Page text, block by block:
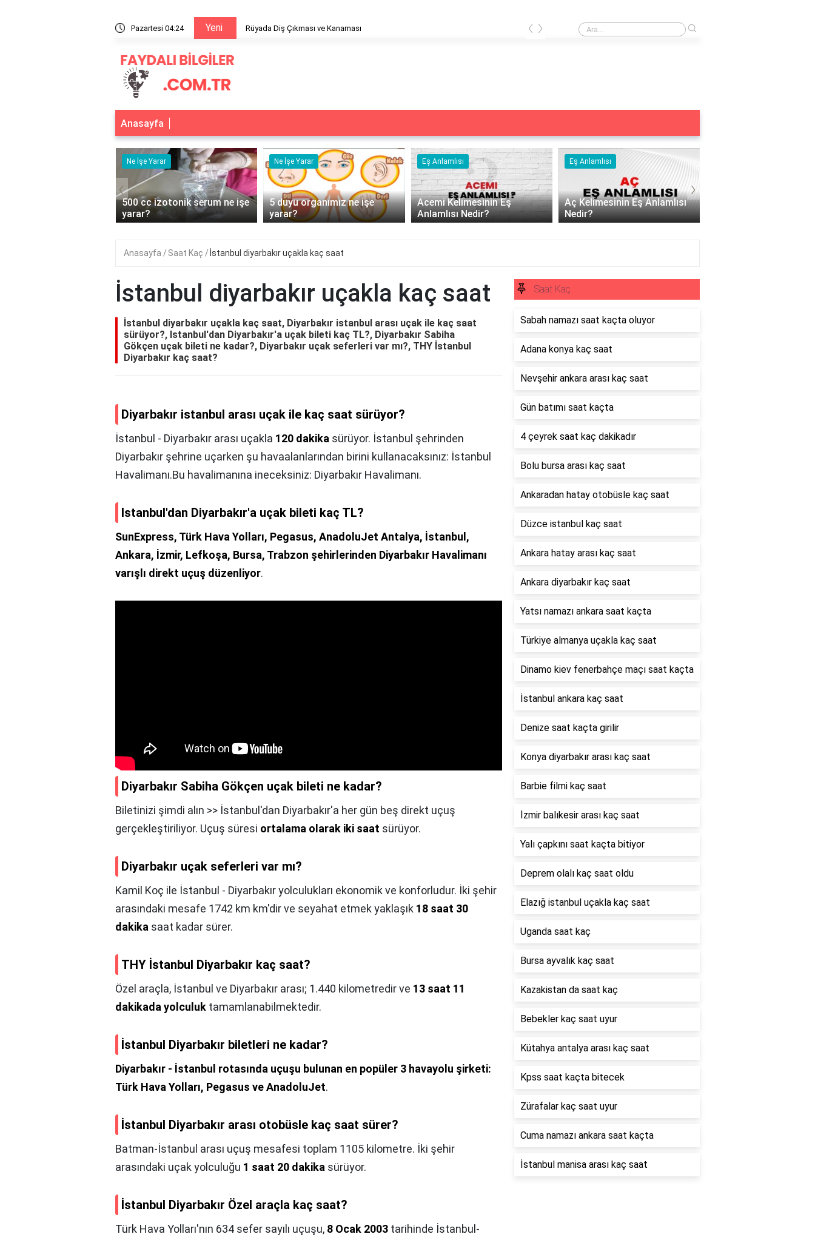
Pazartesi 04:24 Yeni En kaliteli pamuk saten hangisi? En kaliteli pamuk saten hangisi?
‹ ›
Anasayfa
Ne İşe Yarar
500 cc izotonik serum ne işe
yarar?
Ne İşe Yarar
5 duyu organımız ne işe
yarar?
Eş Anlamlısı
Acemi Kelimesinin Eş
Anlamlısı Nedir?
Eş Anlamlısı
Aç Kelimesinin Eş Anlamlısı
Nedir?
‹ ›
Anasayfa Saat Kaç İstanbul diyarbakır uçakla kaç saat
İstanbul diyarbakır uçakla kaç saat
İstanbul diyarbakır uçakla kaç saat, Diyarbakır istanbul arası uçak ile kaç saat
sürüyor?, Istanbul'dan Diyarbakır'a uçak bileti kaç TL?, Diyarbakır Sabiha
Gökçen uçak bileti ne kadar?, Diyarbakır uçak seferleri var mı?, THY İstanbul
Diyarbakır kaç saat?
Diyarbakır istanbul arası uçak ile kaç saat sürüyor?
İstanbul - Diyarbakır arası uçakla 120 dakika sürüyor. İstanbul şehrinden
Diyarbakır şehrine uçarken şu havaalanlarından birini kullanacaksınız: İstanbul
Havalimanı.Bu havalimanına ineceksiniz: Diyarbakır Havalimanı.
Istanbul'dan Diyarbakır'a uçak bileti kaç TL?
SunExpress, Türk Hava Yolları, Pegasus, AnadoluJet Antalya, İstanbul,
Ankara, İzmir, Lefkoşa, Bursa, Trabzon şehirlerinden Diyarbakır Havalimanı
varışlı direkt uçuş düzenliyor.
Diyarbakır Sabiha Gökçen uçak bileti ne kadar?
Biletinizi şimdi alın >> İstanbul'dan Diyarbakır'a her gün beş direkt uçuş
gerçekleştiriliyor. Uçuş süresi ortalama olarak iki saat sürüyor.
Diyarbakır uçak seferleri var mı?
Kamil Koç ile İstanbul - Diyarbakır yolculukları ekonomik ve konforludur. İki şehir
arasındaki mesafe 1742 km km'dir ve seyahat etmek yaklaşık 18 saat 30
dakika saat kadar sürer.
THY İstanbul Diyarbakır kaç saat?
Özel araçla, İstanbul ve Diyarbakır arası; 1.440 kilometredir ve 13 saat 11
dakikada yolculuk tamamlanabilmektedir.
İstanbul Diyarbakır biletleri ne kadar?
Diyarbakır - İstanbul rotasında uçuşu bulunan en popüler 3 havayolu şirketi:
Türk Hava Yolları, Pegasus ve AnadoluJet.
İstanbul Diyarbakır arası otobüsle kaç saat sürer?
Batman-İstanbul arası uçuş mesafesi toplam 1105 kilometre. İki şehir
arasındaki uçak yolculuğu 1 saat 20 dakika sürüyor.
İstanbul Diyarbakır Özel araçla kaç saat?
Türk Hava Yolları'nın 634 sefer sayılı uçuşu, 8 Ocak 2003 tarihinde İstanbul-
Saat Kaç
Sabah namazı saat kaçta oluyor
Adana konya kaç saat
Nevşehir ankara arası kaç saat
Gün batımı saat kaçta
4 çeyrek saat kaç dakikadır
Bolu bursa arası kaç saat
Ankaradan hatay otobüsle kaç saat
Düzce istanbul kaç saat
Ankara hatay arası kaç saat
Ankara diyarbakır kaç saat
Yatsı namazı ankara saat kaçta
Türkiye almanya uçakla kaç saat
Dinamo kiev fenerbahçe maçı saat kaçta
İstanbul ankara kaç saat
Denize saat kaçta girilir
Konya diyarbakır arası kaç saat
Barbie filmi kaç saat
İzmir balıkesir arası kaç saat
Yalı çapkını saat kaçta bitiyor
Deprem olalı kaç saat oldu
Elazığ istanbul uçakla kaç saat
Uganda saat kaç
Bursa ayvalık kaç saat
Kazakistan da saat kaç
Bebekler kaç saat uyur
Kütahya antalya arası kaç saat
Kpss saat kaçta bitecek
Zürafalar kaç saat uyur
Cuma namazı ankara saat kaçta
İstanbul manisa arası kaç saat